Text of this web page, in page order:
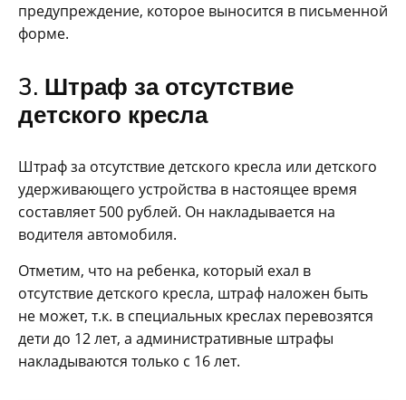
предупреждение, которое выносится в письменной
форме.
3. Штраф за отсутствие
детского кресла
Штраф за отсутствие детского кресла или детского
удерживающего устройства в настоящее время
составляет 500 рублей. Он накладывается на
водителя автомобиля.
Отметим, что на ребенка, который ехал в
отсутствие детского кресла, штраф наложен быть
не может, т.к. в специальных креслах перевозятся
дети до 12 лет, а административные штрафы
накладываются только с 16 лет.